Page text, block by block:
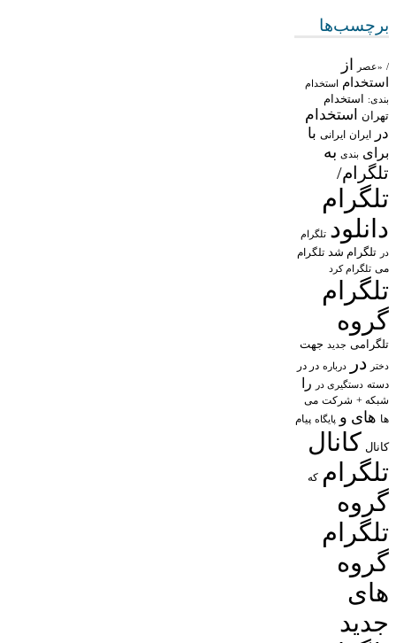
برچسب‌ها
/ «عصر از
استخدام استخدام
بندی: استخدام
تهران
استخدام
در
ایران ایرانی با
برای بندی به
تلگرام/
تلگرام
دانلود تلگرام
در تلگرام شد تلگرام
می تلگرام کرد
تلگرام
گروه
تلگرامی جدید جهت
دختر در درباره در در
دسته دستگیری در را
شبکه + شرکت می
ها های و پایگاه پیام
کانال کانال
تلگرام که
گروه
تلگرام
گروه
های
جدید